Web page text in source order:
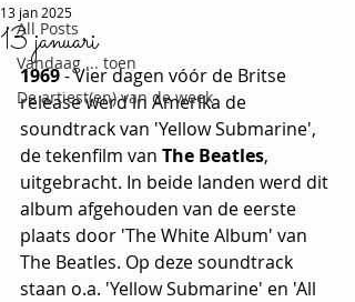
All Posts
Vandaag ... toen
De artiest(en) van de week
13 januari
13 jan 2025
1969 - Vier dagen vóór de Britse
release werd in Amerika de
soundtrack van 'Yellow Submarine',
de tekenfilm van The Beatles,
uitgebracht. In beide landen werd dit
album afgehouden van de eerste
plaats door 'The White Album' van
The Beatles. Op deze soundtrack
staan o.a. 'Yellow Submarine' en 'All